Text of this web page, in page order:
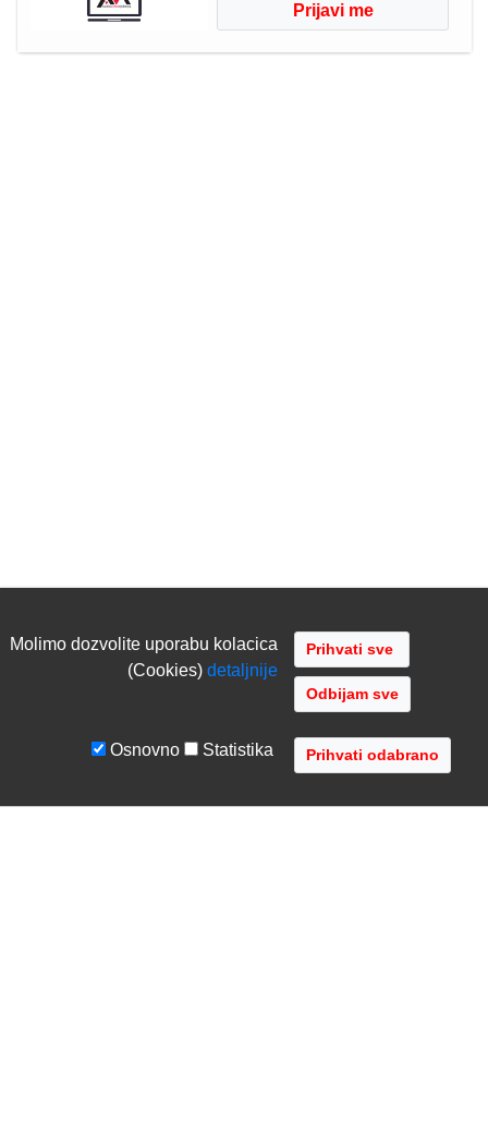
Prijavi me
Molimo dozvolite uporabu kolacica
(Cookies)detaljnije
Odbijam sve
Osnovno Statistika